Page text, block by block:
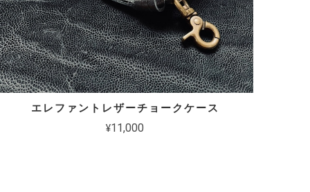
エレファントレザーチョークケース
¥11,000